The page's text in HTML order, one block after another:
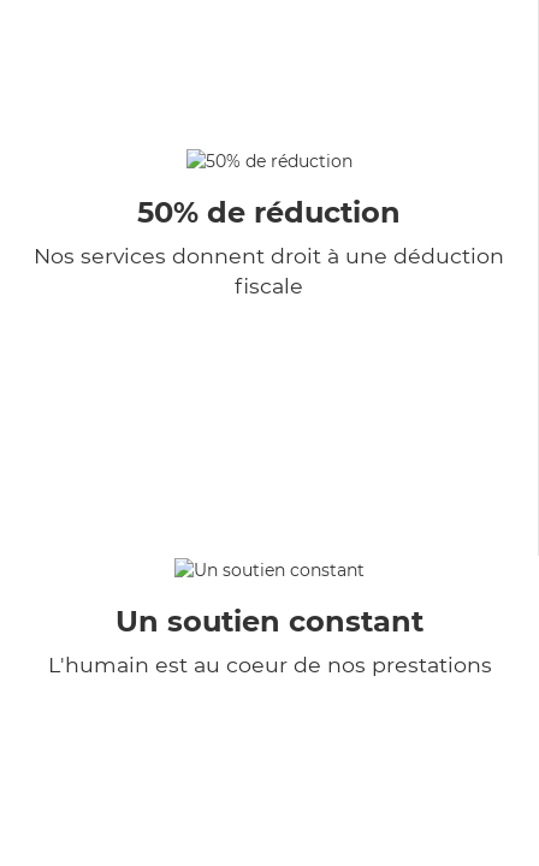
50% de réduction
Nos services donnent droit à une déduction
fiscale
Un soutien constant
L'humain est au coeur de nos prestations